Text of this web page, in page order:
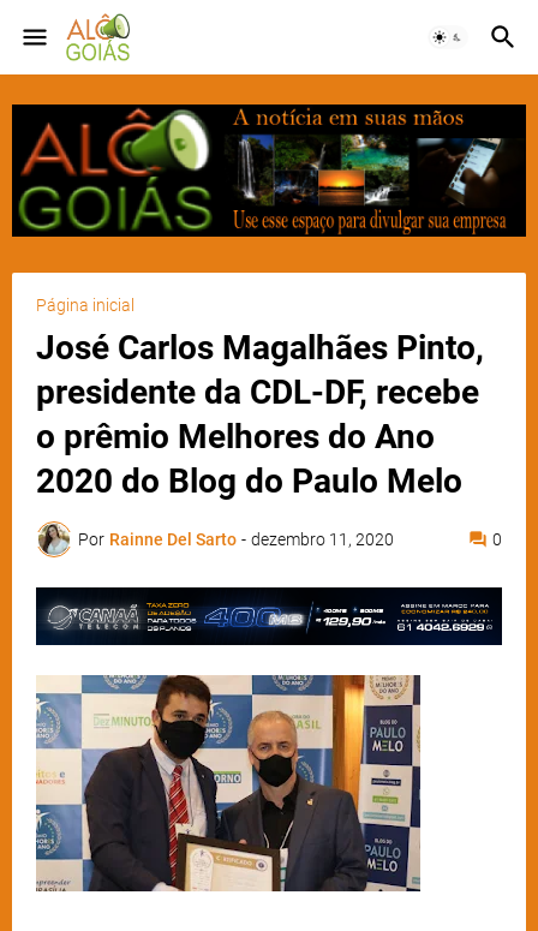
Página inicial
José Carlos Magalhães Pinto,
presidente da CDL-DF, recebe
o prêmio Melhores do Ano
2020 do Blog do Paulo Melo
Por Rainne Del Sarto - dezembro 11, 2020 0